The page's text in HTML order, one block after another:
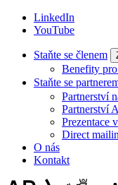
LinkedIn
YouTube
Staňte se členem
Benefity
Staňte se
Partnerství
Partnerství
Prezentace
Direct
O nás
Kontakt